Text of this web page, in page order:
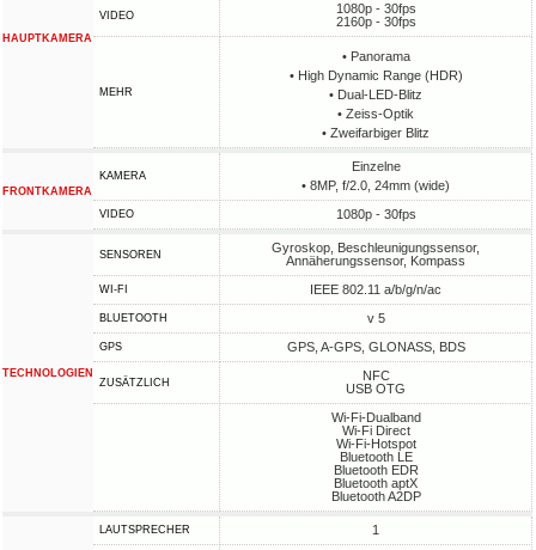
HAUPTKAMERA
VIDEO
1080p - 30fps
2160p - 30fps
MEHR
• Panorama
• High Dynamic Range (HDR)
• Dual-LED-Blitz
• Zeiss-Optik
• Zweifarbiger Blitz
FRONTKAMERA
KAMERA
Einzelne
• 8MP, f/2.0, 24mm (wide)
VIDEO 1080p - 30fps
TECHNOLOGIEN
SENSOREN
Gyroskop, Beschleunigungssensor,
Annäherungssensor, Kompass
WI-FI IEEE 802.11 a/b/g/n/ac
BLUETOOTH v 5
GPS GPS, A-GPS, GLONASS, BDS
ZUSÄTZLICH
NFC
USB OTG
Wi-Fi-Dualband
Wi-Fi Direct
Wi-Fi-Hotspot
Bluetooth LE
Bluetooth EDR
Bluetooth aptX
Bluetooth A2DP
LAUTSPRECHER 1